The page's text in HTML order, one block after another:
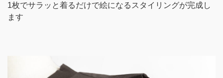
1枚でサラッと着るだけで絵になるスタイリングが完成し
ます